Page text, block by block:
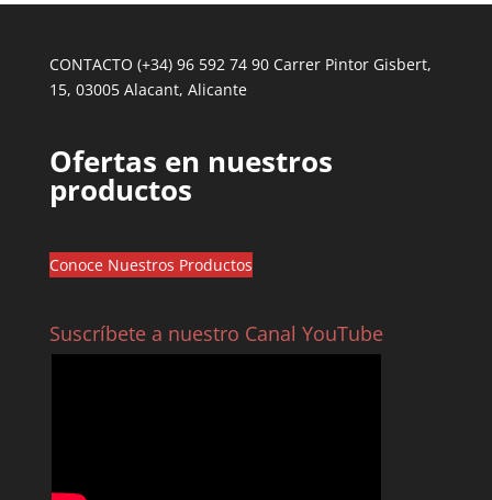
CONTACTO (+34) 96 592 74 90 Carrer Pintor Gisbert,
15, 03005 Alacant, Alicante
Ofertas en nuestros
productos
Conoce Nuestros Productos
Suscríbete a nuestro Canal YouTube